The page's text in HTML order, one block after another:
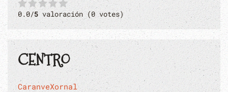
0.0/5valoración (0 votes)
CENTRO
CaranveXornal